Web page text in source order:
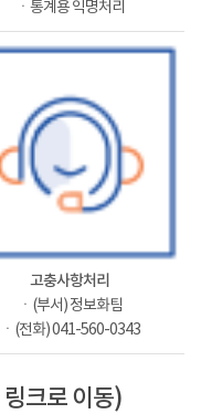
ㆍ통계용 익명처리
고충사항처리
ㆍ(부서) 정보화팀
ㆍ(전화) 041-560-0343
크로 이동)